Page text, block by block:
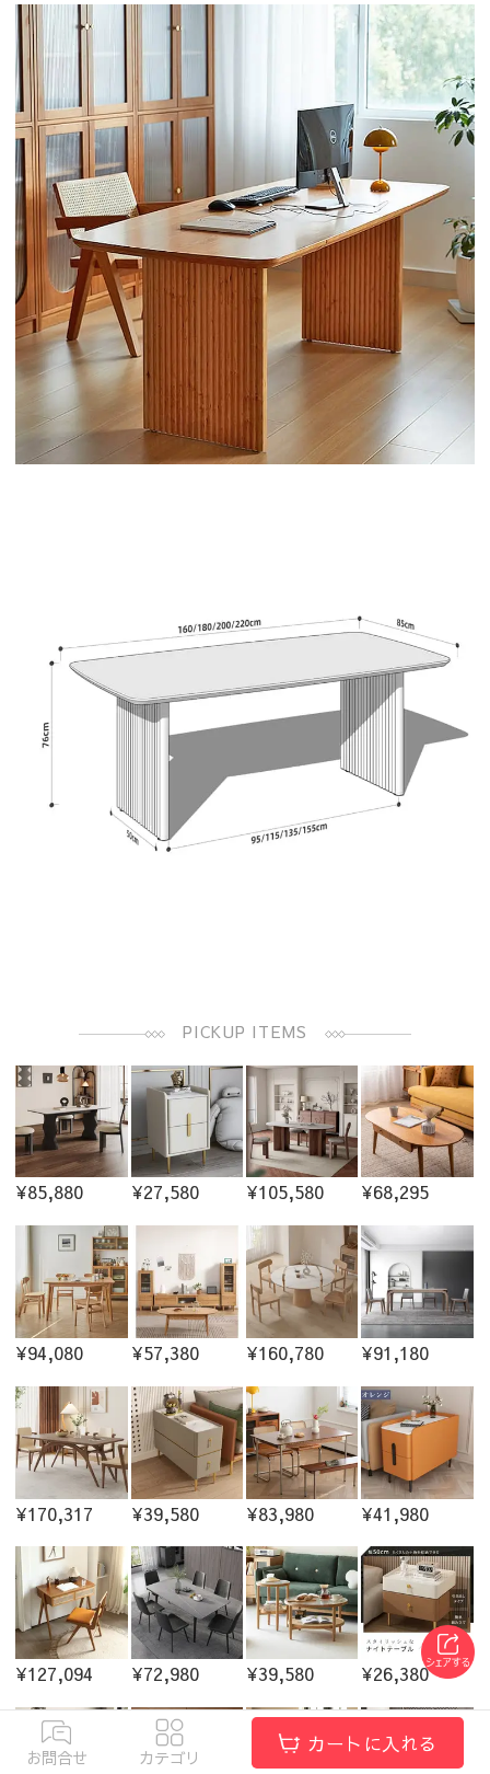
PICKUP ITEMS
¥85,880 ¥27,580 ¥105,580 ¥68,295
¥94,080 ¥57,380 ¥160,780 ¥91,180
¥170,317 ¥39,580 ¥83,980 ¥41,980
¥127,094 ¥72,980 ¥39,580 ¥26,380
お問合せ カテゴリ
カートに入れる